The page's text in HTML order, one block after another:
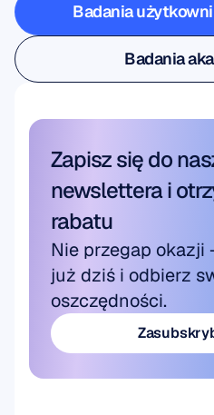
Badania
Badania
Badania
Badania
Zapisz się do
newslettera i
rabatu
Nie przegap
już dziś i odbierz
oszczędności.